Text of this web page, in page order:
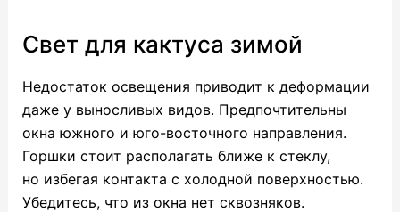
Свет для кактуса зимой
Недостаток освещения приводит к деформации
даже у выносливых видов. Предпочтительны
окна южного и юго-восточного направления.
Горшки стоит располагать ближе к стеклу,
но избегая контакта с холодной поверхностью.
Убедитесь, что из окна нет сквозняков.